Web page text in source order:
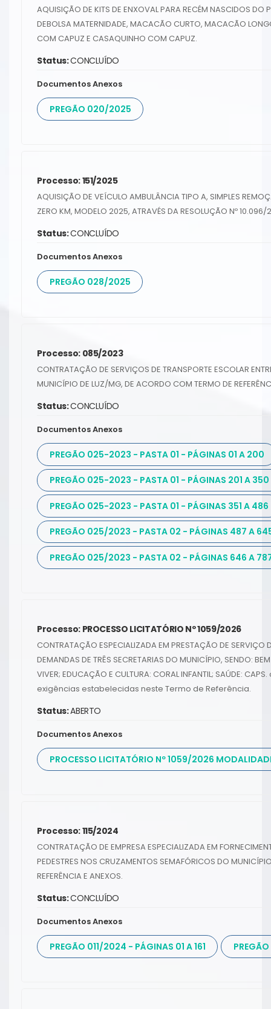
AQUISIÇÃO DE KITS DE ENXOVAL PARA RECÉM NASCIDOS
DEBOLSA MATERNIDADE, MACACÃO CURTO, MACACÃO
COM CAPUZ E CASAQUINHO COM CAPUZ.
Status:CONCLUÍDO
Documentos Anexos
PREGÃO 020/2025
Processo: 151/2025
AQUISIÇÃO DE VEÍCULO AMBULÂNCIA TIPO A, SIMPLES
ZERO KM, MODELO 2025, ATRAVÉS DA RESOLUÇÃO Nº
Status:CONCLUÍDO
Documentos Anexos
PREGÃO 028/2025
Processo: 085/2023
CONTRATAÇÃO DE SERVIÇOS DE TRANSPORTE ESCOLAR
MUNICÍPIO DE LUZ/MG, DE ACORDO COM TERMO DE
Status:CONCLUÍDO
Documentos Anexos
PREGÃO 025-2023 - PASTA 01 - PÁGINAS 01 A 200
PREGÃO 025-2023 - PASTA 01 - PÁGINAS 201 A 350
PREGÃO 025-2023 - PASTA 01 - PÁGINAS 351 A 486
PREGÃO 025/2023 - PASTA 02 - PÁGINAS 487 A
PREGÃO 025/2023 - PASTA 02 - PÁGINAS 646 A
Processo: PROCESSO LICITATÓRIO Nº 1059/2026
CONTRATAÇÃO ESPECIALIZADA EM PRESTAÇÃO DE SERVIÇO
DEMANDAS DE TRÊS SECRETARIAS DO MUNICÍPIO, SENDO:
VIVER; EDUCAÇÃO E CULTURA: CORAL INFANTIL; SAÚDE:
exigências estabelecidas neste Termo de Referência.
Status:ABERTO
Documentos Anexos
PROCESSO LICITATÓRIO Nº 1059/2026
Processo: 115/2024
CONTRATAÇÃO DE EMPRESA ESPECIALIZADA EM
PEDESTRES NOS CRUZAMENTOS SEMAFÓRICOS DO
REFERÊNCIA E ANEXOS.
Status:CONCLUÍDO
Documentos Anexos
PREGÃO 011/2024 - PÁGINAS 01 A 161